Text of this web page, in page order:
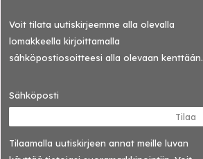
Voit tilata uutiskirjeemme alla olevalla
lomakkeella kirjoittamalla
sähköpostiosoitteesi alla olevaan kenttään.
Sähköposti
Tilaa
Tilaamalla uutis­kirjeen annat meille luvan